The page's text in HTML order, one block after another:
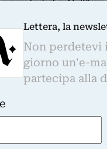
trasferiti su
l'apposito link presente
the form
consenso all'invio della
Lettera, la
Non perdetevi
giorno un'e-
partecipa alla